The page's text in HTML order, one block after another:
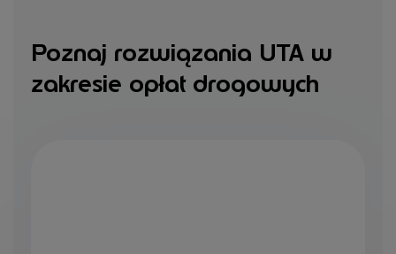
Poznaj rozwiązania UTA w
zakresie opłat drogowych